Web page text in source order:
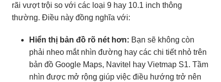
rãi vượt trội so với các loại 9 hay 10.1 inch thông
thường. Điều này đồng nghĩa với:
Hiển thị bản đồ rõ nét hơn: Bạn sẽ không còn
phải nheo mắt nhìn đường hay các chi tiết nhỏ trên
bản đồ Google Maps, Navitel hay Vietmap S1. Tầm
nhìn được mở rộng giúp việc điều hướng trở nên